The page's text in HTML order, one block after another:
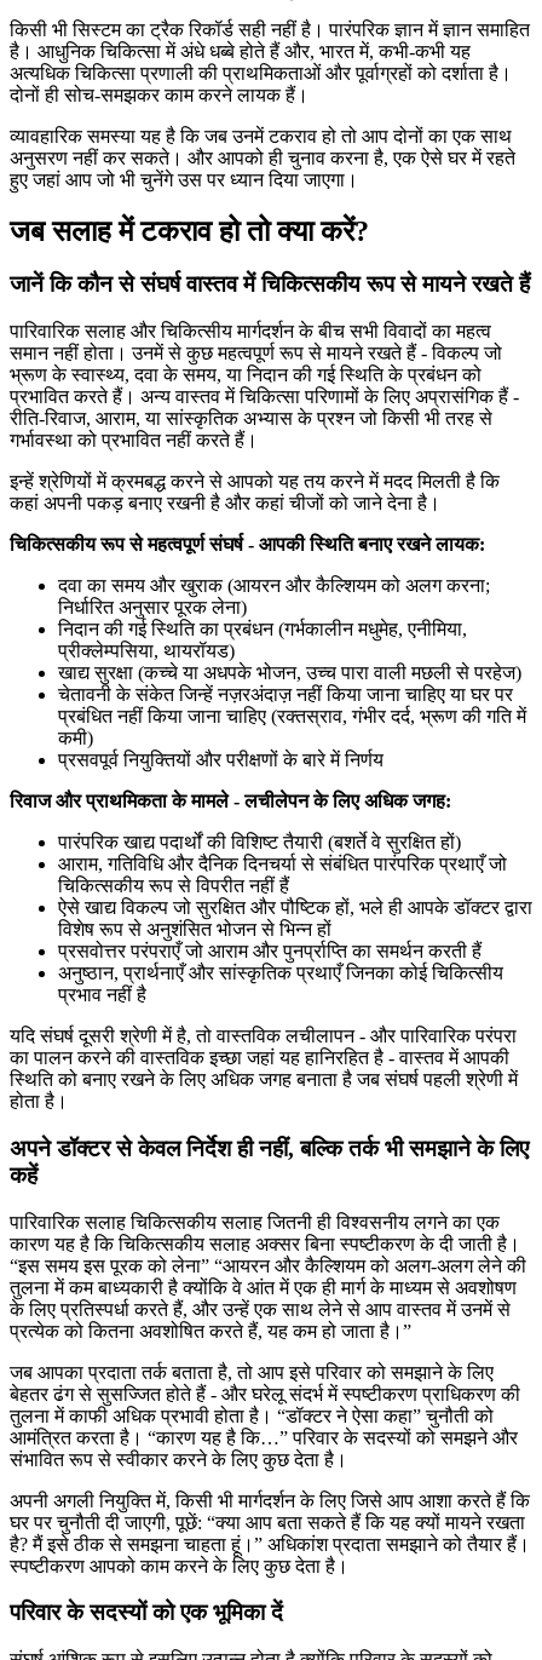
किसी भी सिस्टम का ट्रैक रिकॉर्ड सही नहीं है। पारंपरिक ज्ञान में ज्ञान समाहित
है। आधुनिक चिकित्सा में अंधे धब्बे होते हैं और, भारत में, कभी-कभी यह
अत्यधिक चिकित्सा प्रणाली की प्राथमिकताओं और पूर्वाग्रहों को दर्शाता है।
दोनों ही सोच-समझकर काम करने लायक हैं।
व्यावहारिक समस्या यह है कि जब उनमें टकराव हो तो आप दोनों का एक साथ
अनुसरण नहीं कर सकते। और आपको ही चुनाव करना है, एक ऐसे घर में रहते
हुए जहां आप जो भी चुनेंगे उस पर ध्यान दिया जाएगा।
जब सलाह में टकराव हो तो क्या करें?
जानें कि कौन से संघर्ष वास्तव में चिकित्सकीय रूप से मायने रखते हैं
पारिवारिक सलाह और चिकित्सीय मार्गदर्शन के बीच सभी विवादों का महत्व
समान नहीं होता। उनमें से कुछ महत्वपूर्ण रूप से मायने रखते हैं - विकल्प जो
भ्रूण के स्वास्थ्य, दवा के समय, या निदान की गई स्थिति के प्रबंधन को
प्रभावित करते हैं। अन्य वास्तव में चिकित्सा परिणामों के लिए अप्रासंगिक हैं -
रीति-रिवाज, आराम, या सांस्कृतिक अभ्यास के प्रश्न जो किसी भी तरह से
गर्भावस्था को प्रभावित नहीं करते हैं।
इन्हें श्रेणियों में क्रमबद्ध करने से आपको यह तय करने में मदद मिलती है कि
कहां अपनी पकड़ बनाए रखनी है और कहां चीजों को जाने देना है।
चिकित्सकीय रूप से महत्वपूर्ण संघर्ष - आपकी स्थिति बनाए रखने लायक:
दवा का समय और खुराक (आयरन और कैल्शियम को अलग करना;
निर्धारित अनुसार पूरक लेना)
निदान की गई स्थिति का प्रबंधन (गर्भकालीन मधुमेह, एनीमिया,
प्रीक्लेम्पसिया, थायरॉयड)
खाद्य सुरक्षा (कच्चे या अधपके भोजन, उच्च पारा वाली मछली से परहेज)
चेतावनी के संकेत जिन्हें नज़रअंदाज़ नहीं किया जाना चाहिए या घर पर
प्रबंधित नहीं किया जाना चाहिए (रक्तस्राव, गंभीर दर्द, भ्रूण की गति में
कमी)
प्रसवपूर्व नियुक्तियों और परीक्षणों के बारे में निर्णय
रिवाज और प्राथमिकता के मामले - लचीलेपन के लिए अधिक जगह:
पारंपरिक खाद्य पदार्थों की विशिष्ट तैयारी (बशर्ते वे सुरक्षित हों)
आराम, गतिविधि और दैनिक दिनचर्या से संबंधित पारंपरिक प्रथाएँ जो
चिकित्सकीय रूप से विपरीत नहीं हैं
ऐसे खाद्य विकल्प जो सुरक्षित और पौष्टिक हों, भले ही आपके डॉक्टर द्वारा
विशेष रूप से अनुशंसित भोजन से भिन्न हों
प्रसवोत्तर परंपराएँ जो आराम और पुनर्प्राप्ति का समर्थन करती हैं
अनुष्ठान, प्रार्थनाएँ और सांस्कृतिक प्रथाएँ जिनका कोई चिकित्सीय
प्रभाव नहीं है
यदि संघर्ष दूसरी श्रेणी में है, तो वास्तविक लचीलापन - और पारिवारिक परंपरा
का पालन करने की वास्तविक इच्छा जहां यह हानिरहित है - वास्तव में आपकी
स्थिति को बनाए रखने के लिए अधिक जगह बनाता है जब संघर्ष पहली श्रेणी में
होता है।
अपने डॉक्टर से केवल निर्देश ही नहीं, बल्कि तर्क भी समझाने के लिए
कहें
पारिवारिक सलाह चिकित्सकीय सलाह जितनी ही विश्वसनीय लगने का एक
कारण यह है कि चिकित्सकीय सलाह अक्सर बिना स्पष्टीकरण के दी जाती है।
“इस समय इस पूरक को लेना” “आयरन और कैल्शियम को अलग-अलग लेने की
तुलना में कम बाध्यकारी है क्योंकि वे आंत में एक ही मार्ग के माध्यम से अवशोषण
के लिए प्रतिस्पर्धा करते हैं, और उन्हें एक साथ लेने से आप वास्तव में उनमें से
प्रत्येक को कितना अवशोषित करते हैं, यह कम हो जाता है।”
जब आपका प्रदाता तर्क बताता है, तो आप इसे परिवार को समझाने के लिए
बेहतर ढंग से सुसज्जित होते हैं - और घरेलू संदर्भ में स्पष्टीकरण प्राधिकरण की
तुलना में काफी अधिक प्रभावी होता है। “डॉक्टर ने ऐसा कहा” चुनौती को
आमंत्रित करता है। “कारण यह है कि…” परिवार के सदस्यों को समझने और
संभावित रूप से स्वीकार करने के लिए कुछ देता है।
अपनी अगली नियुक्ति में, किसी भी मार्गदर्शन के लिए जिसे आप आशा करते हैं कि
घर पर चुनौती दी जाएगी, पूछें: “क्या आप बता सकते हैं कि यह क्यों मायने रखता
है? मैं इसे ठीक से समझना चाहता हूं।” अधिकांश प्रदाता समझाने को तैयार हैं।
स्पष्टीकरण आपको काम करने के लिए कुछ देता है।
परिवार के सदस्यों को एक भूमिका दें